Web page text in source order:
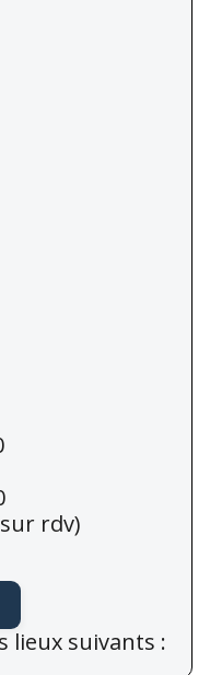
rdv)
lieux suivants :